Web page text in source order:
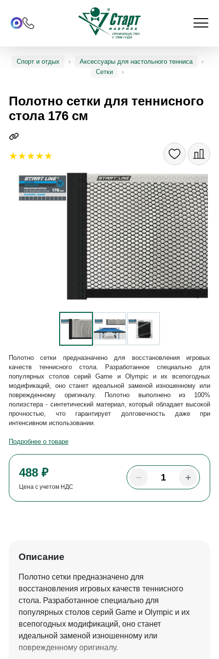
Спорт и отдых
Аксессуары для настольного тенниса
Сетки
Полотно сетки для теннисного
стола 176 см
488 ₽
Цена с учетом НДС
Полотно сетки предназначено для восстановления игровых
качеств теннисного стола. Разработанное специально для
популярных столов серий Game и Olympic и их всепогодных
модификаций, оно станет идеальной заменой изношенному или
поврежденному оригиналу. Полотно выполнено из 100%
полиэстера - синтетический материал, который обладает высокой
прочностью, что гарантирует долговечность даже при
интенсивном использовании.
Подробнее о товаре
Описание
Полотно сетки предназначено для
восстановления игровых качеств теннисного
стола. Разработанное специально для
популярных столов серий Game и Olympic и их
всепогодных модификаций, оно станет
идеальной заменой изношенному или
поврежденному оригиналу.